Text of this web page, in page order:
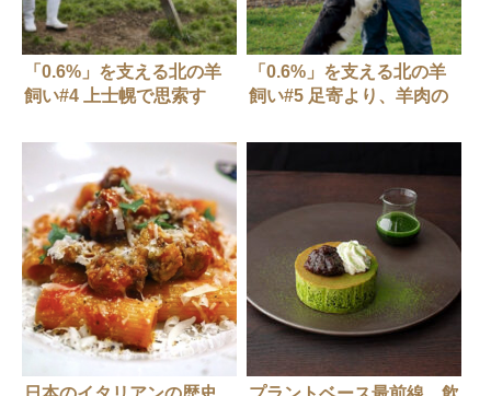
「0.6%」を支える北の羊
飼い#4 上士幌で思索す
剛/ゴーシュ羊牧場
「0.6%」を支える北の羊
飼い#5 足寄より、羊肉の
直久/石田めん羊牧場